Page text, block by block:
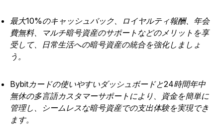
最大10%のキャッシュバック、ロイヤルティ報酬、年会
費無料、マルチ暗号資産のサポートなどのメリットを享
受して、日常生活への暗号資産の統合を強化しましょ
う。
Bybitカードの使いやすいダッシュボードと24時間年中
無休の多言語カスタマーサポートにより、資金を簡単に
管理し、シームレスな暗号資産での支出体験を実現でき
ます。